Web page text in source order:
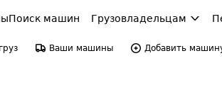
Поиск машин Грузовладельцам
Ваши машины Добавить